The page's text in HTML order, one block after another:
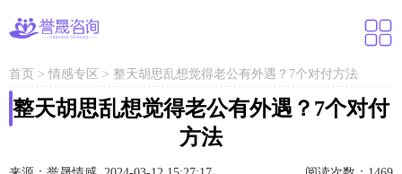
首页 > 情感专区 > 整天胡思乱想觉得老公有外遇？7个对付方法
整天胡思乱想觉得老公有外遇？7个对付
方法